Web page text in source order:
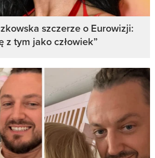
szczerze o Eurowizji:
z tym jako człowiek”